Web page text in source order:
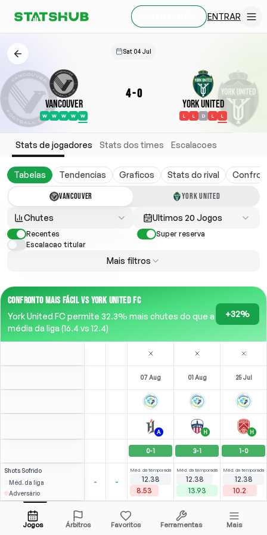
ENTRAR
Sat 04 Jul
Vancouver
W W W W W
4-0
York United
L L D L L
Stats de jogadores Stats dos times Escalacoes
Tabelas Tendencias Graficos Stats do rival
VANCOUVER YORK UNITED
Chutes Ultimos 20 Jogos
Recentes
Super reserva
Escalacao titular
Mais filtros
CONFRONTO MAIS FÁCIL VS YORK UNITED FC
York United FC permite 32.3% mais chutes do que a
média da liga (16.4 vs 12.4)
+32%
07 Aug 01 Aug 25 Jul
A H H
0-1 3-1 1-0
Shots Sofrido
Méd. da liga
Adversário
- -
Méd. da temporada
12.38
8.53
Méd. da temporada
12.38
13.93
Méd. da temporada
12.38
10.2
M. Amissi Abrir menu 2.53
85' LW LW-90
1
F-
Jogos Árbitros Favoritos Ferramentas Mais